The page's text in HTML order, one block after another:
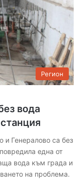
Регион
вода
и Генералово са без
една от
вода към града и
на проблема.